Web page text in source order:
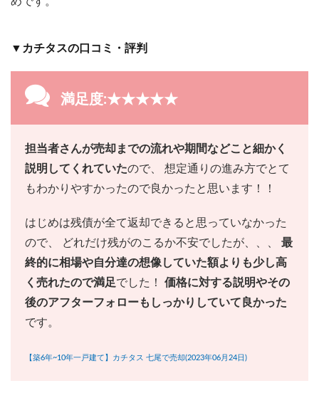
▼カチタスの口コミ・評判
満足度:★★★★★
担当者さんが売却までの流れや期間などこと細かく
説明してくれていたので、 想定通りの進み方でとて
もわかりやすかったので良かったと思います！！
はじめは残債が全て返却できると思っていなかった
ので、 どれだけ残がのこるか不安でしたが、、、 最
終的に相場や自分達の想像していた額よりも少し高
く売れたので満足でした！ 価格に対する説明やその
後のアフターフォローもしっかりしていて良かった
です。
【築6年~10年一戸建て】カチタス 七尾で売却(2023年06月24日)